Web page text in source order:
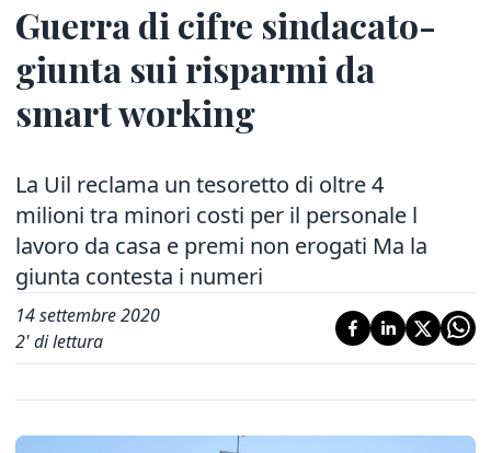
Guerra di cifre sindacato-
giunta sui risparmi da
smart working
La Uil reclama un tesoretto di oltre 4
milioni tra minori costi per il personale l
lavoro da casa e premi non erogati Ma la
giunta contesta i numeri
14 settembre 2020
2' di lettura